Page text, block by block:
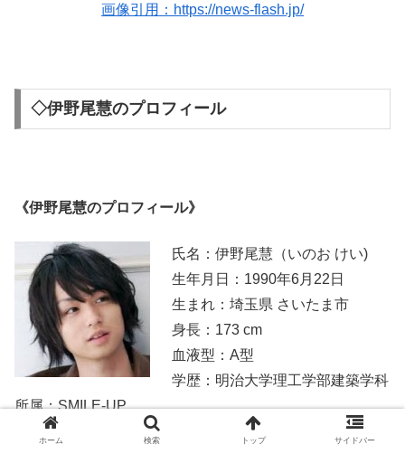
画像引用：https://news-flash.jp/
◇伊野尾慧のプロフィール
《伊野尾慧のプロフィール》
氏名：伊野尾慧（いのお けい)
生年月日：1990年6月22日
生まれ：埼玉県 さいたま市
身長：173 cm
血液型：A型
学歴：明治大学理工学部建築学科
所属：SMILE-UP.
ホーム 検索 トップ サイドバー